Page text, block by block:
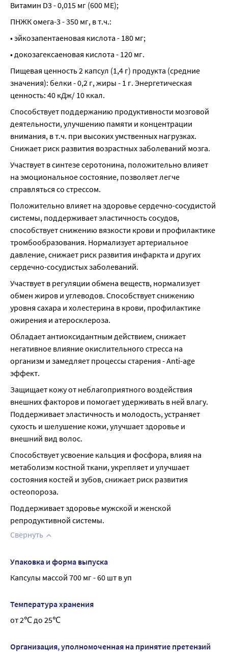
Витамин D3 - 0,015 мг (600 МЕ);
ПНЖК омега-3 - 350 мг, в т.ч.:
• эйкозапентаеновая кислота - 180 мг;
• докозагексаеновая кислота - 120 мг.
Пищевая ценность 2 капсул (1,4 г) продукта (средние
значения): белки - 0,2 г, жиры - 1 г. Энергетическая
ценность: 40 кДж/ 10 ккал.
Способствует поддержанию продуктивности мозговой
деятельности, улучшению памяти и концентрации
внимания, в т.ч. при высоких умственных нагрузках.
Снижает риск развития возрастных заболеваний мозга.
Участвует в синтезе серотонина, положительно влияет
на эмоциональное состояние, позволяет легче
справляться со стрессом.
Положительно влияет на здоровье сердечно-сосудистой
системы, поддерживает эластичность сосудов,
способствует снижению вязкости крови и профилактике
тромбообразования. Нормализует артериальное
давление, снижает риск развития инфаркта и других
сердечно-сосудистых заболеваний.
Участвует в регуляции обмена веществ, нормализует
обмен жиров и углеводов. Способствует снижению
уровня сахара и холестерина в крови, профилактике
ожирения и атеросклероза.
Обладает антиоксидантным действием, снижает
негативное влияние окислительного стресса на
организм и замедляет процессы старения - Anti-age
эффект.
Защищает кожу от неблагоприятного воздействия
внешних факторов и помогает удерживать в ней влагу.
Поддерживает эластичность и молодость, устраняет
сухость и шелушение кожи, улучшает здоровье и
внешний вид волос.
Способствует усвоение кальция и фосфора, влияя на
метаболизм костной ткани, укрепляет и улучшает
состояния костей и зубов, снижает риск развития
остеопороза.
Поддерживает здоровье мужской и женской
репродуктивной системы.
Свернуть
Упаковка и форма выпуска
Капсулы массой 700 мг - 60 шт в уп
Температура хранения
от 2℃ до 25℃
Организация, уполномоченная на принятие претензий